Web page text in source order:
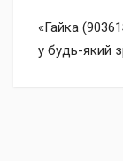
«Гайка
у будь-який